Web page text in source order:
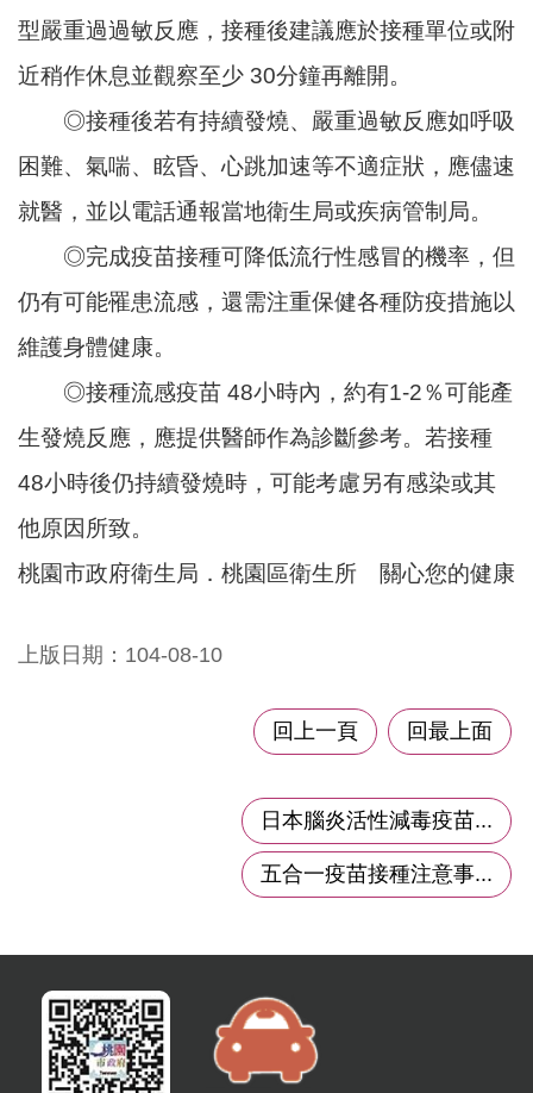
首
頁
網
覽
市
箱
常
答
桃
園
政
隱
型嚴重過過敏反應，接種後建議應於接種單位或附
近稍作休息並觀察至少 30分鐘再離開。
◎接種後若有持續發燒、嚴重過敏反應如呼吸
困難、氣喘、眩昏、心跳加速等不適症狀，應儘速
就醫，並以電話通報當地衛生局或疾病管制局。
◎完成疫苗接種可降低流行性感冒的機率，但
仍有可能罹患流感，還需注重保健各種防疫措施以
維護身體健康。
◎接種流感疫苗 48小時內，約有1-2％可能產
生發燒反應，應提供醫師作為診斷參考。若接種
48小時後仍持續發燒時，可能考慮另有感染或其
他原因所致。
桃園市政府衛生局．桃園區衛生所 關心您的健康
上版日期：104-08-10
回上一頁 回最上面
日本腦炎活性減毒疫苗...
五合一疫苗接種注意事...